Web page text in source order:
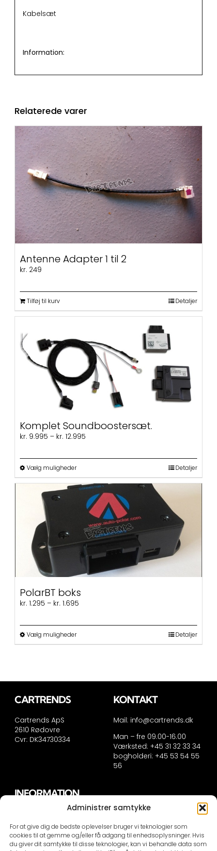
Administrer samtykke
For at give dig de bedste oplevelser bruger vi teknologier som
cookies til at gemme og/eller få adgang til enhedsoplysninger. Hvis
du giver dit samtykke til disse teknologier, kan vi behandle data som
Kabelsæt
Information:
Relaterede varer
Antenne Adapter 1 til 2
kr. 249
Tilføj til kurv Detaljer
Komplet Soundboostersæt.
kr. 9.995 – kr. 12.995
Vælg mulighederDette
vare
har
flere
varianter.
Mulighederne
kan
vælges
på
varesiden
Detaljer
PolarBT boks
kr. 1.295 – kr. 1.695
Vælg mulighederDette
vare
Mulighederne
Detaljer
CARTRENDS
Cartrends ApS
2610 Rødovre
Cvr: DK34730334
KONTAKT
Mail: info@cartrends.dk
Man – fre 09.00-16.00
Værksted: +45 31 32 33 34
bogholderi: +45 53 54 55
56
INFORMATION
Handelsinformation
Persondatapolitik
Cookie politik